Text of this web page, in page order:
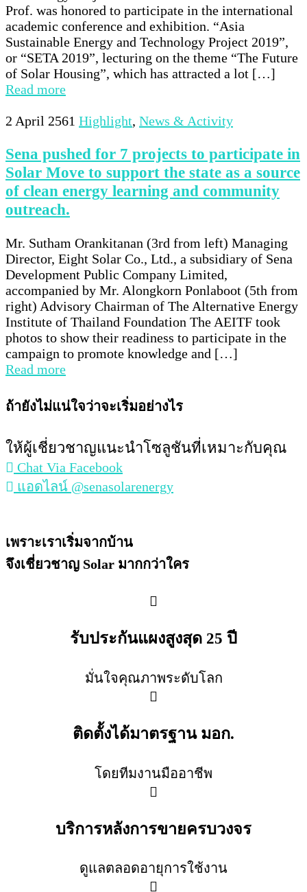
Prof. was honored to participate in the international
academic conference and exhibition. “Asia
Sustainable Energy and Technology Project 2019”,
or “SETA 2019”, lecturing on the theme “The Future
of Solar Housing”, which has attracted a lot […]
Read more
2 April 2561 Highlight, News & Activity
Sena pushed for 7 projects to participate in
Solar Move to support the state as a source
of clean energy learning and community
outreach.
Mr. Sutham Orankitanan (3rd from left) Managing
Director, Eight Solar Co., Ltd., a subsidiary of Sena
Development Public Company Limited,
accompanied by Mr. Alongkorn Ponlaboot (5th from
right) Advisory Chairman of The Alternative Energy
Institute of Thailand Foundation The AEITF took
photos to show their readiness to participate in the
campaign to promote knowledge and […]
Read more
ถ้ายังไม่แน่ใจว่าจะเริ่มอย่างไร
ให้ผู้เชี่ยวชาญแนะนำโซลูชันที่เหมาะกับคุณ
Chat Via Facebook
แอดไลน์ @senasolarenergy
เพราะเราเริ่มจากบ้าน
จึงเชี่ยวชาญ Solar มากกว่าใคร
รับประกันแผงสูงสุด 25 ปี
มั่นใจคุณภาพระดับโลก
ติดตั้งได้มาตรฐาน มอก.
โดยทีมงานมืออาชีพ
บริการหลังการขายครบวงจร
ดูแลตลอดอายุการใช้งาน